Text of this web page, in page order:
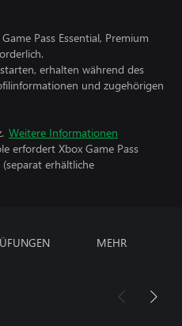
Pass Essential, Premium
erhalten während des
und zugehörigen
Weitere Informationen
erfordert Xbox Game Pass
erhältliche
MEHR